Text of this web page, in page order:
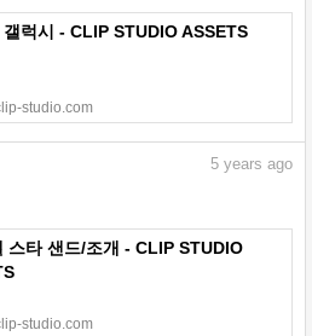
갤럭시 - CLIP STUDIO ASSETS
studio.com
5 years ago
스타 샌드/조개 - CLIP STUDIO
studio.com